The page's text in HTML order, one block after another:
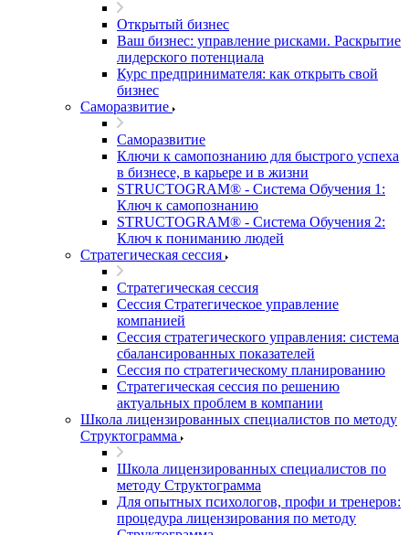
Открытый бизнес
Ваш бизнес: управление рисками. Раскрытие
лидерского потенциала
Курс предпринимателя: как открыть свой
бизнес
Саморазвитие
Саморазвитие
Ключи к самопознанию для быстрого успеха
в бизнесе, в карьере и в жизни
STRUCTOGRAM® - Система Обучения 1:
Ключ к самопознанию
STRUCTOGRAM® - Система Обучения 2:
Ключ к пониманию людей
Стратегическая сессия
Стратегическая сессия
Сессия Стратегическое управление
компанией
Сессия стратегического управления: система
сбалансированных показателей
Сессия по стратегическому планированию
Стратегическая сессия по решению
актуальных проблем в компании
Школа лицензированных специалистов по методу
Структограмма
Школа лицензированных специалистов по
методу Структограмма
Для опытных психологов, профи и тренеров:
процедура лицензирования по методу